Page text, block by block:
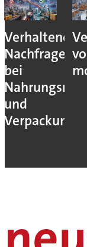
Verhaltene
Nachfrage
bei
und